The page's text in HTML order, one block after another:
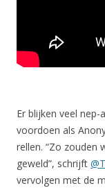
Er blijken veel
voordoen als
rellen. “Zo zouden
geweld”, schrijft
vervolgen met de